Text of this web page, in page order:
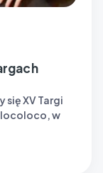
się XV Targi
w